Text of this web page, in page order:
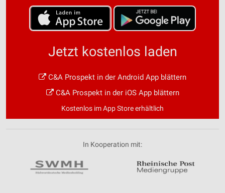
Jetzt kostenlos laden
C&A Prospekt in der Android App blättern
C&A Prospekt in der iOS App blättern
Kostenlos im App Store erhältlich
In Kooperation mit: